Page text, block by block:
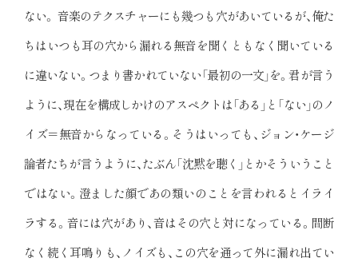
ない。 音楽のテクスチャーにも幾つも穴があいているが、俺た
ちはいつも耳の穴から漏れる無音を聞くともなく聞いている
に違いない。つまり書かれていない「最初の一文」を。君が言う
ように、現在を構成しかけのアスペクトは「ある」と「ない」のノ
イズ＝無音からなっている。そうはいっても、ジョン・ケージ
論者たちが言うように、たぶん「沈黙を聴く」とかそういうこと
ではない。澄ました顔であの類いのことを言われるとイライ
ラする。音には穴があり、音はその穴と対になっている。間断
なく続く耳鳴りも、ノイズも、この穴を通って外に漏れ出てい